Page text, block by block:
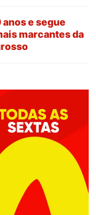
anos e segue
marcantes da